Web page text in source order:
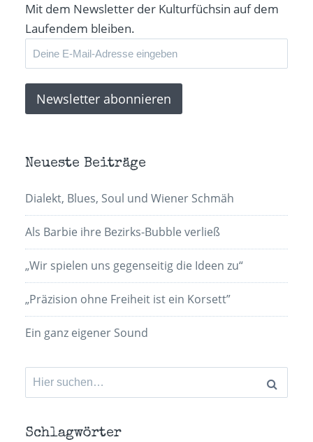
Mit dem Newsletter der Kulturfüchsin auf dem
Laufendem bleiben.
Neueste Beiträge
Dialekt, Blues, Soul und Wiener Schmäh
Als Barbie ihre Bezirks-Bubble verließ
„Wir spielen uns gegenseitig die Ideen zu“
„Präzision ohne Freiheit ist ein Korsett”
Ein ganz eigener Sound
Suchen
nach:
Schlagwörter